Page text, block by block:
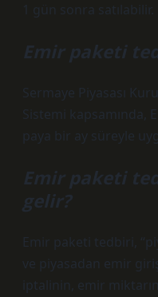
1 gün sonra satılabilir.
Emir paketi
Sermaye Piyasası
Sistemi kapsamında,
paya bir ay süreyle
Emir paketi
gelir?
Emir paketi tedbiri,
ve piyasadan emir
iptalinin, emir